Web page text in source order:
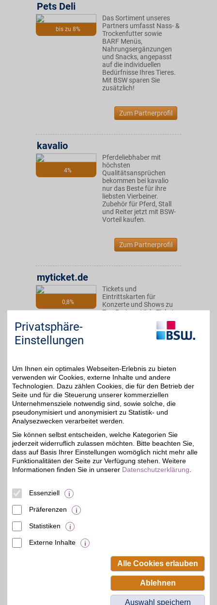
bis zu 8%
Pets Deli
Das Sortiment unseres
Partners umfasst Nass- &
Trockenfutter sowie
BARF Menüs,
Nahrungsergänzungen
und Snacks, angepasst
auf die individuellen
Bedürfnisse Ihres Tieres.
Mit BSW sparen Sie
zusätzlich!
Zum Partnerprofil
4%
kavalio
Pferdeliebhaber mit
höchsten
Qualitätsansprüchen
bekommen bei kavalio
nur das Beste für ihre
liebsten Vierbeiner.
Zubehör für Pferd, Stall
und Reiter jetzt mit BSW-
Vorteil kaufen.
Zum Partnerprofil
0,8%
myticket.de
Tickets und
Eintrittskarten für
Konzerte und Shows zu
Top-Preisen: Viele Tickets
Veranstalter buchen und
Zum Partnerprofil
3%
Radwelt-shop
Hohe Qualität zu
Preisen sowie großer
Service. Alle Fahrräder
und E-Bikes werden direkt
fahrbereit geliefert, -
dafür steht unser Partner.
Beamten-Selbsthilfewerk GmbH.
Privatsphäre-
Einstellungen
Um Ihnen ein optimales Webseiten-Erlebnis zu bieten
verwenden wir Cookies, externe Inhalte und andere
Technologien. Dazu zählen Cookies, die für den Betrieb der
Seite und für die Steuerung unserer kommerziellen
Unternehmensziele notwendig sind, sowie solche, die
pseudonymisiert und anonymisiert zu Statistik- und
Analysezwecken verarbeitet werden.
Sie können selbst entscheiden, welche Kategorien Sie
jederzeit widerruflich zulassen möchten. Bitte beachten Sie,
dass auf Basis Ihrer Einstellungen womöglich nicht mehr alle
Funktionalitäten der Seite zur Verfügung stehen. Weitere
Informationen finden Sie in unserer Datenschutzerklärung
Essenziell
Präferenzen
Statistiken
Externe Inhalte
Alle Cookies erlauben
Ablehnen
Auswahl speichern